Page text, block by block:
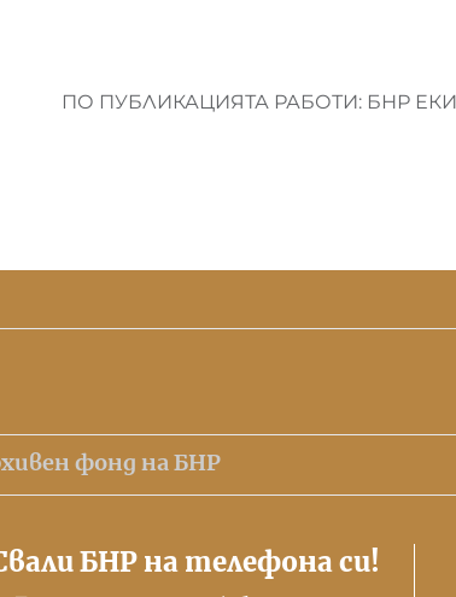
ПО ПУБЛИКАЦИЯТА РАБОТИ: БНР
фонд на БНР
БНР на телефона си!